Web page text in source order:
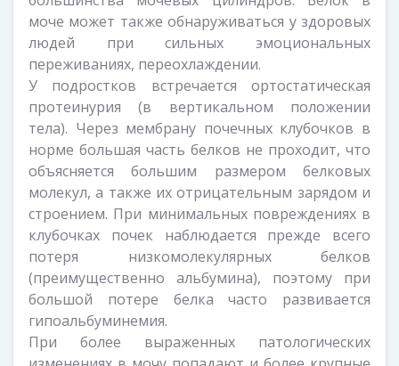
моче может также обнаруживаться у здоровых
людей при сильных эмоциональных
переживаниях, переохлаждении.
У подростков встречается ортостатическая
протеинурия (в вертикальном положении
тела). Через мембрану почечных клубочков в
норме большая часть белков не проходит, что
объясняется большим размером белковых
молекул, а также их отрицательным зарядом и
строением. При минимальных повреждениях в
клубочках почек наблюдается прежде всего
потеря низкомолекулярных белков
(преимущественно альбумина), поэтому при
большой потере белка часто развивается
гипоальбуминемия.
При более выраженных патологических